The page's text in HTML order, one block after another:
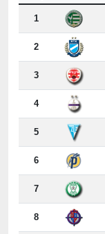
2
3
4
5
6
7
8
9